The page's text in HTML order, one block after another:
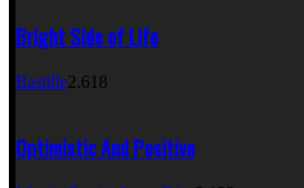
Bright Side of Life
Bastille2.618
Optimistic And Positive